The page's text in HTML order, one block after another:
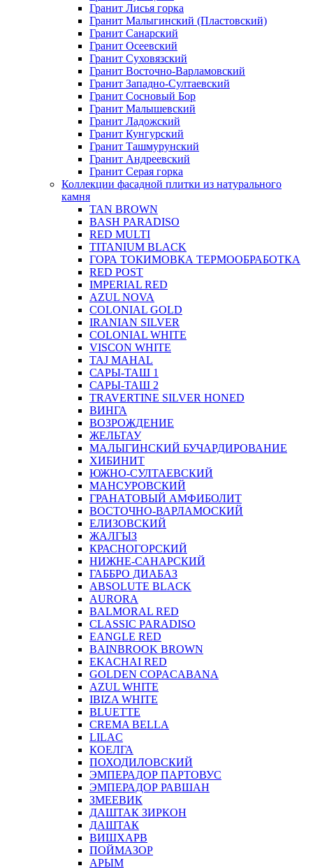
Гранит Лисья горка
Гранит Малыгинский (Пластовский)
Гранит Санарский
Гранит Осеевский
Гранит Суховязский
Гранит Восточно-Варламовский
Гранит Западно-Султаевский
Гранит Сосновый Бор
Гранит Малышевский
Гранит Ладожский
Гранит Кунгурский
Гранит Ташмурунский
Гранит Андреевский
Гранит Серая горка
Коллекции фасадной плитки из натурального
камня
TAN BROWN
BASH PARADISO
RED MULTI
TITANIUM BLACK
ГОРА ТОКИМОВКА ТЕРМООБРАБОТКА
RED POST
IMPERIAL RED
AZUL NOVA
COLONIAL GOLD
IRANIAN SILVER
COLONIAL WHITE
VISCON WHITE
TAJ MAHAL
САРЫ-ТАШ 1
САРЫ-ТАШ 2
TRAVERTINE SILVER HONED
ВИНГА
ВОЗРОЖДЕНИЕ
ЖЕЛЬТАУ
МАЛЫГИНСКИЙ БУЧАРДИРОВАНИЕ
ХИБИНИТ
ЮЖНО-СУЛТАЕВСКИЙ
МАНСУРОВСКИЙ
ГРАНАТОВЫЙ АМФИБОЛИТ
ВОСТОЧНО-ВАРЛАМОСКИЙ
ЕЛИЗОВСКИЙ
ЖАЛГЫЗ
КРАСНОГОРСКИЙ
НИЖНЕ-САНАРСКИЙ
ГАББРО ДИАБАЗ
ABSOLUTE BLACK
AURORA
BALMORAL RED
CLASSIC PARADISO
EANGLE RED
BAINBROOK BROWN
EKACHAI RED
GOLDEN COPACABANA
AZUL WHITE
IBIZA WHITE
BLUETTE
CREMA BELLA
LILAC
КОЕЛГА
ПОХОДИЛОВСКИЙ
ЭМПЕРАДОР ПАРТОВУС
ЭМПЕРАДОР РАВШАН
ЗМЕЕВИК
ДАШТАК ЗИРКОН
ДАШТАК
ВИШХАРВ
ПОЙМАЗОР
АРЫМ